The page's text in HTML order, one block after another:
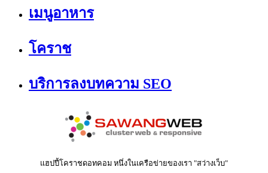
เมนูอาหาร
โคราช
บริการลงบทความ SEO
แฮปปี้โคราชดอทคอม หนึ่งในเครือข่ายของเรา "สว่างเว็บ"